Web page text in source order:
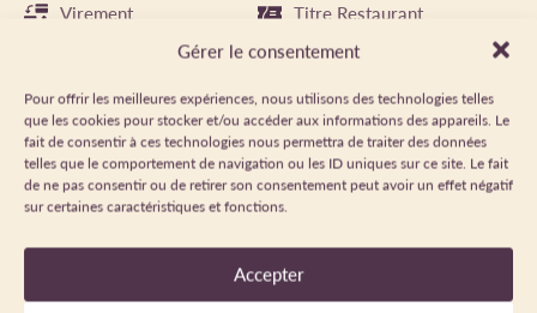
Gérer le consentement
Pour offrir les meilleures expériences, nous utilisons des technologies telles
que les cookies pour stocker et/ou accéder aux informations des appareils. Le
fait de consentir à ces technologies nous permettra de traiter des données
telles que le comportement de navigation ou les ID uniques sur ce site. Le fait
de ne pas consentir ou de retirer son consentement peut avoir un effet négatif
sur certaines caractéristiques et fonctions.
Accepter
Virement Titre Restaurant
PÉRIODE D'OUVERTURE
Du 14/05 au 16/10/2026 le lundi, mardi et jeudi de 11h à
20h30. Le vendredi de 11h à 21h. Le samedi de 10h30 à
21h. Le dimanche de 10h à 20h30. Fermé le mercredi.
Ouvert tous les jours pendant les vacances scolaires.